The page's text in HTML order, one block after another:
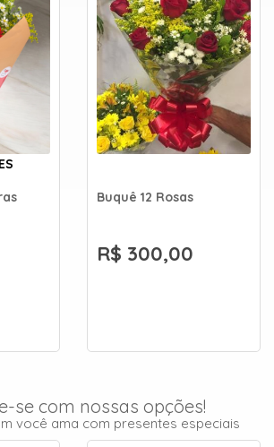
Buquê 12 Rosas
R$ 300,00
se com nossas opções!
você ama com presentes especiais